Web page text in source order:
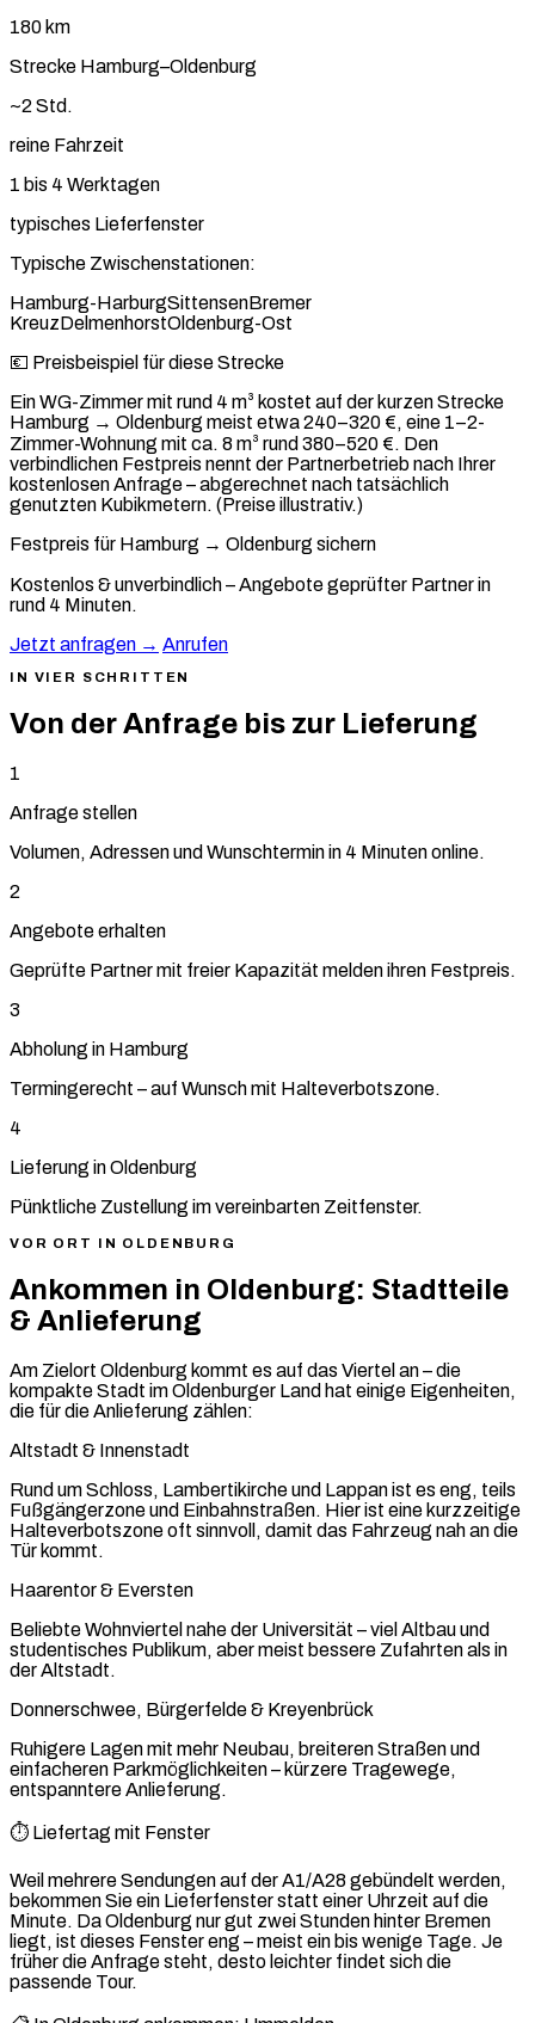
180 km
Strecke Hamburg–Oldenburg
~2 Std.
reine Fahrzeit
1 bis 4 Werktagen
typisches Lieferfenster
Typische Zwischenstationen:
Hamburg-HarburgSittensenBremer
KreuzDelmenhorstOldenburg-Ost
💶 Preisbeispiel für diese Strecke
Ein WG-Zimmer mit rund 4 m³ kostet auf der kurzen Strecke
Hamburg → Oldenburg meist etwa 240–320 €, eine 1–2-
Zimmer-Wohnung mit ca. 8 m³ rund 380–520 €. Den
verbindlichen Festpreis nennt der Partnerbetrieb nach Ihrer
kostenlosen Anfrage – abgerechnet nach tatsächlich
genutzten Kubikmetern. (Preise illustrativ.)
Festpreis für Hamburg → Oldenburg sichern
Kostenlos & unverbindlich – Angebote geprüfter Partner in
rund 4 Minuten.
Jetzt anfragen → Anrufen
IN VIER SCHRITTEN
Von der Anfrage bis zur Lieferung
1
Anfrage stellen
Volumen, Adressen und Wunschtermin in 4 Minuten online.
2
Angebote erhalten
Geprüfte Partner mit freier Kapazität melden ihren Festpreis.
3
Abholung in Hamburg
Termingerecht – auf Wunsch mit Halteverbotszone.
4
Lieferung in Oldenburg
Pünktliche Zustellung im vereinbarten Zeitfenster.
VOR ORT IN OLDENBURG
Ankommen in Oldenburg: Stadtteile
& Anlieferung
Am Zielort Oldenburg kommt es auf das Viertel an – die
kompakte Stadt im Oldenburger Land hat einige Eigenheiten,
die für die Anlieferung zählen:
Altstadt & Innenstadt
Rund um Schloss, Lambertikirche und Lappan ist es eng, teils
Fußgängerzone und Einbahnstraßen. Hier ist eine kurzzeitige
Halteverbotszone oft sinnvoll, damit das Fahrzeug nah an die
Tür kommt.
Haarentor & Eversten
Beliebte Wohnviertel nahe der Universität – viel Altbau und
studentisches Publikum, aber meist bessere Zufahrten als in
der Altstadt.
Donnerschwee, Bürgerfelde & Kreyenbrück
Ruhigere Lagen mit mehr Neubau, breiteren Straßen und
einfacheren Parkmöglichkeiten – kürzere Tragewege,
entspanntere Anlieferung.
⏱️ Liefertag mit Fenster
Weil mehrere Sendungen auf der A1/A28 gebündelt werden,
bekommen Sie ein Lieferfenster statt einer Uhrzeit auf die
Minute. Da Oldenburg nur gut zwei Stunden hinter Bremen
liegt, ist dieses Fenster eng – meist ein bis wenige Tage. Je
früher die Anfrage steht, desto leichter findet sich die
passende Tour.